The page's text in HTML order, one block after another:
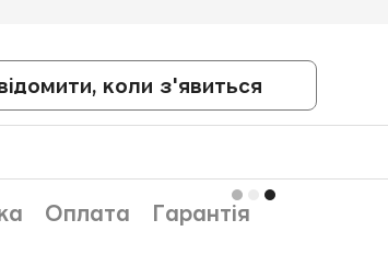
коли з'явиться
Оплата Гарантія